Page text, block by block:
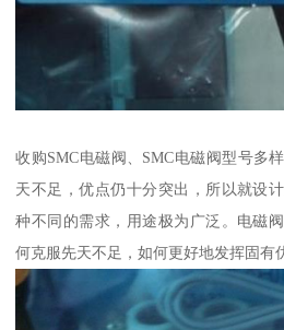
收购SMC电磁阀、SMC电磁阀型号多
天不足，优点仍十分突出，所以就设
种不同的需求，用途极为广泛。电磁
何克服先天不足，如何更好地发挥固有